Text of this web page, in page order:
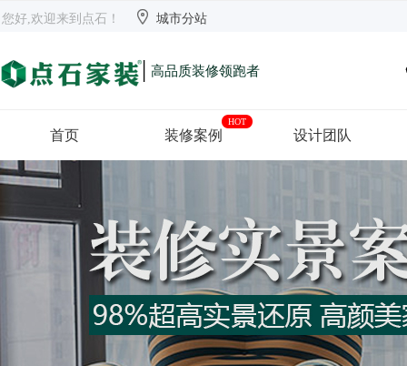
欢迎来到点石  长沙 【切换】
您好,欢迎来到点石！  城市分站
| 高品质装修领跑者
首页 装修案例
HOT
设计团队